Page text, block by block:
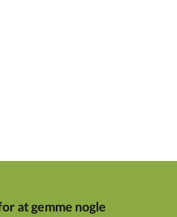
at gemme nogle